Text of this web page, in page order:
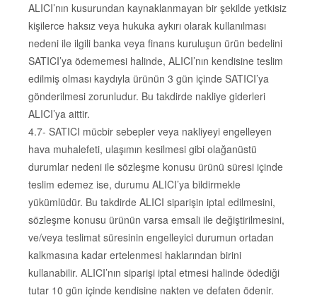
ALICI’nın kusurundan kaynaklanmayan bir şekilde yetkisiz
kişilerce haksız veya hukuka aykırı olarak kullanılması
nedeni ile ilgili banka veya finans kuruluşun ürün bedelini
SATICI’ya ödememesi halinde, ALICI’nın kendisine teslim
edilmiş olması kaydıyla ürünün 3 gün içinde SATICI’ya
gönderilmesi zorunludur. Bu takdirde nakliye giderleri
ALICI’ya aittir.
4.7- SATICI mücbir sebepler veya nakliyeyi engelleyen
hava muhalefeti, ulaşımın kesilmesi gibi olağanüstü
durumlar nedeni ile sözleşme konusu ürünü süresi içinde
teslim edemez ise, durumu ALICI’ya bildirmekle
yükümlüdür. Bu takdirde ALICI siparişin iptal edilmesini,
sözleşme konusu ürünün varsa emsali ile değiştirilmesini,
ve/veya teslimat süresinin engelleyici durumun ortadan
kalkmasına kadar ertelenmesi haklarından birini
kullanabilir. ALICI’nın siparişi iptal etmesi halinde ödediği
tutar 10 gün içinde kendisine nakten ve defaten ödenir.